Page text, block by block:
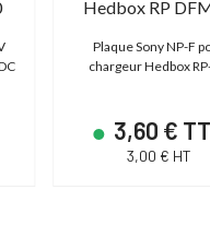
Hedbox RP
Plaque Sony NP-F
chargeur Hedbox
3,60 €
3,00 € HT